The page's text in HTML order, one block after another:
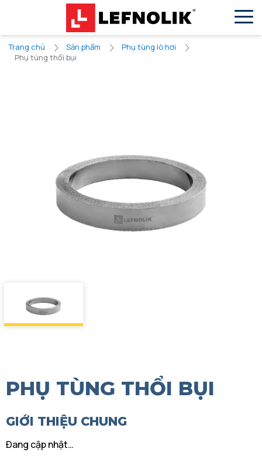
EN
Trang chủ Sản phẩm
Phụ tùng lò hơi
Phụ tùng thổi bụi
PHỤ TÙNG THỔI BỤI
GIỚI THIỆU CHUNG
Đang cập nhật…